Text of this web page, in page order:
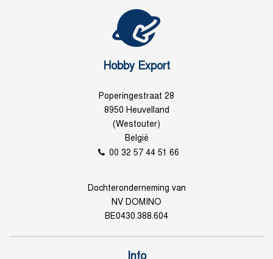
Hobby Export
Poperingestraat 28
8950 Heuvelland
(Westouter)
België
00 32 57 44 51 66
Dochteronderneming van
NV DOMINO
BE0430.388.604